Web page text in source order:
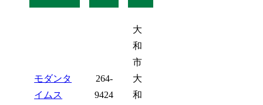
モダンタ
イムス
264-
9424
大
和
市
大
和